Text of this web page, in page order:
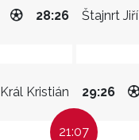
Štajnrt Jiří
28:26
Král Kristián 29:26
21:07